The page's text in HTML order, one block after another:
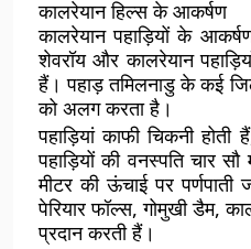
कालरेयान हिल्स के आकर्षण
कालरेयान पहाड़ियों के
शेवरॉय और कालरेयान
हैं। पहाड़ तमिलनाडु के कई
को अलग करता है।
पहाड़ियां काफी चिकनी
पहाड़ियों की वनस्पति चार
मीटर की ऊंचाई पर
पेरियार फॉल्स, गोमुखी डैम,
प्रदान करती हैं।